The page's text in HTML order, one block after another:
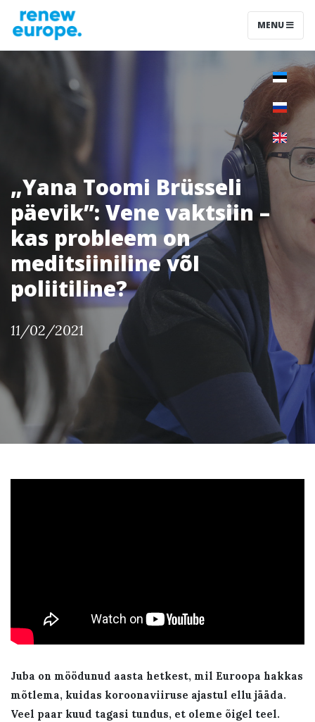
MENU
„Yana Toomi Brüsseli
päevik”: Vene vaktsiin –
kas probleem on
meditsiiniline võI
poliitiline?
11/02/2021
Juba on möödunud aasta hetkest, mil Euroopa hakkas
mõtlema, kuidas koroonaviiruse ajastul ellu jääda.
Veel paar kuud tagasi tundus, et oleme õigel teel.